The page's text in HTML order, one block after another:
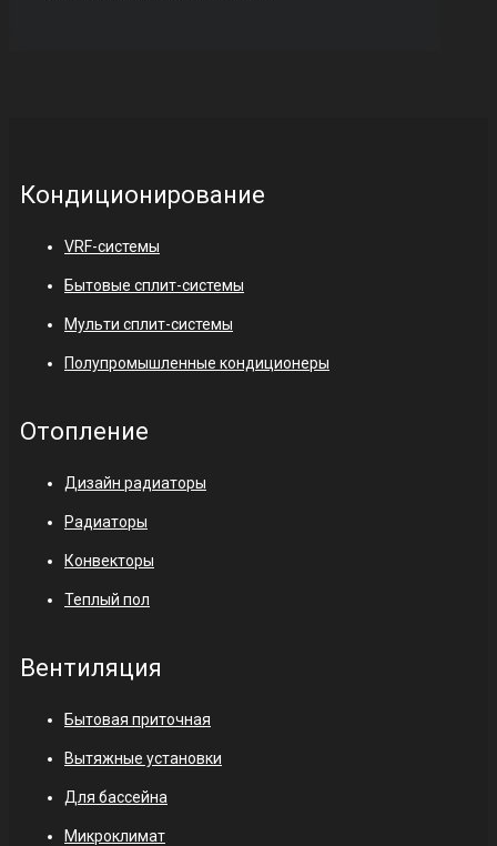
Кондиционирование
VRF-системы
Бытовые сплит-системы
Мульти сплит-системы
Полупромышленные кондиционеры
Отопление
Дизайн радиаторы
Радиаторы
Конвекторы
Теплый пол
Вентиляция
Бытовая приточная
Вытяжные установки
Для бассейна
Микроклимат